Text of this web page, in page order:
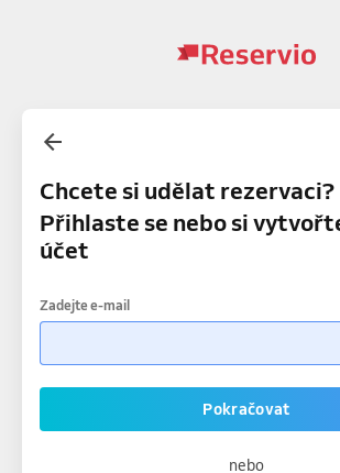
Chcete si udělat rezervaci?
Přihlaste se nebo si
účet
Zadejte e-mail
Pokračovat
nebo